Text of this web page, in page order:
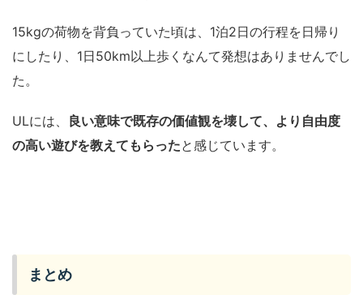
15kgの荷物を背負っていた頃は、1泊2日の行程を日帰り
にしたり、1日50km以上歩くなんて発想はありませんでし
た。
ULには、 良い意味で既存の価値観を壊して、より自由度
の高い遊びを教えてもらったと感じています。
まとめ